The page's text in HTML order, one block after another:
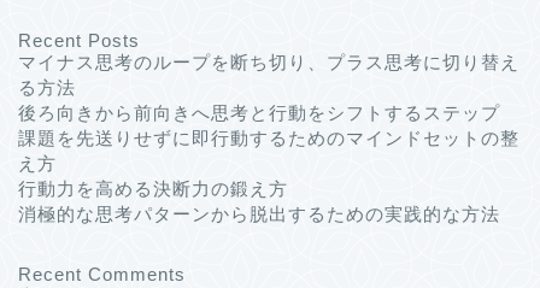
Recent Posts
マイナス思考のループを断ち切り、プラス思考に切り替え
る方法
後ろ向きから前向きへ思考と行動をシフトするステップ
課題を先送りせずに即行動するためのマインドセットの整
え方
行動力を高める決断力の鍛え方
消極的な思考パターンから脱出するための実践的な方法
Recent Comments